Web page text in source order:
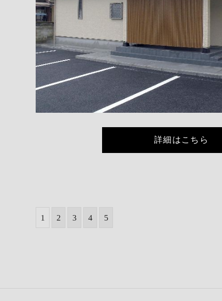
詳細はこちら
1 2 3 4 5